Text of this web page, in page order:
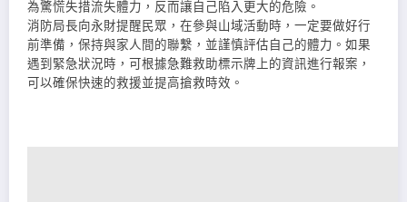
為驚慌失措流失體力，反而讓自己陷入更大的危險。
消防局長向永財提醒民眾，在參與山域活動時，一定要做好行
前準備，保持與家人間的聯繫，並謹慎評估自己的體力。如果
遇到緊急狀況時，可根據急難救助標示牌上的資訊進行報案，
可以確保快速的救援並提高搶救時效。